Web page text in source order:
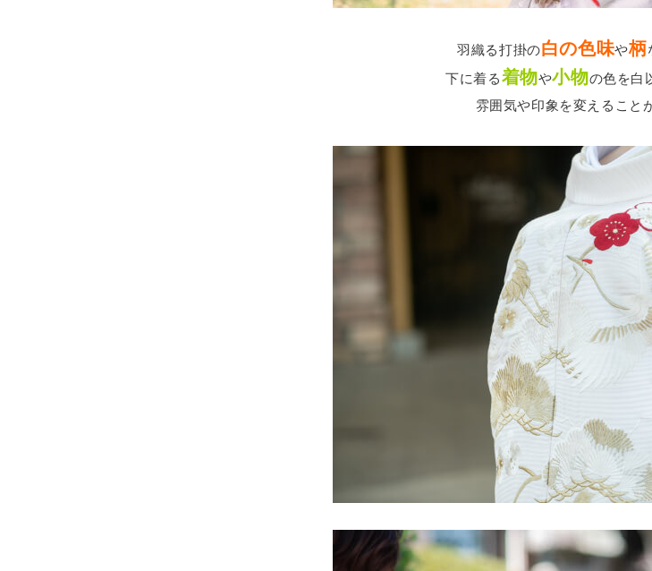
羽織る打掛の白の色味や柄
下に着る着物や小物の色を白
雰囲気や印象を変えること